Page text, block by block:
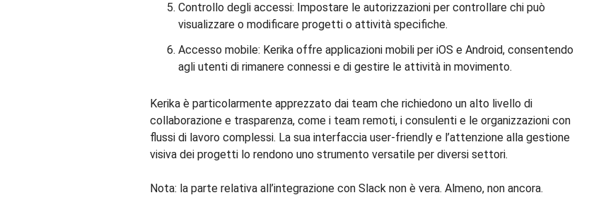
Controllo degli accessi: Impostare le autorizzazioni per controllare chi può
visualizzare o modificare progetti o attività specifiche.
Accesso mobile: Kerika offre applicazioni mobili per iOS e Android, consentendo
agli utenti di rimanere connessi e di gestire le attività in movimento.
Kerika è particolarmente apprezzato dai team che richiedono un alto livello di
collaborazione e trasparenza, come i team remoti, i consulenti e le organizzazioni con
flussi di lavoro complessi. La sua interfaccia user-friendly e l’attenzione alla gestione
visiva dei progetti lo rendono uno strumento versatile per diversi settori.
Nota: la parte relativa all’integrazione con Slack non è vera. Almeno, non ancora.